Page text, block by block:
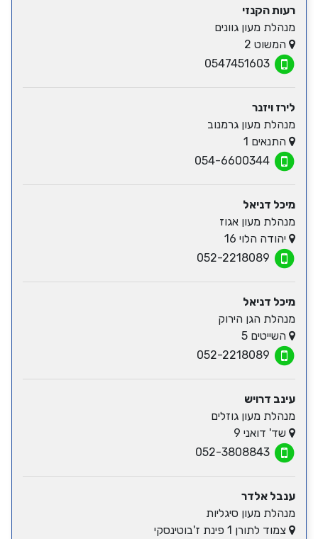
רעות הקנזי
מנהלת מעון גוונים
המשוט 2
0547451603
לירז ויזנר
מנהלת מעון גרמנוב
התנאים 1
054-6600344
מיכל דניאל
מנהלת מעון אגוז
יהודה הלוי 16
052-2218089
מיכל דניאל
מנהלת הגן הירוק
השייטים 5
052-2218089
עינב דרויש
מנהלת מעון גוזלים
שד' דואני 9
052-3808843
ענבל אלדר
מנהלת מעון סיגליות
צמוד לתורן 1 פינת ז'בוטינסקי